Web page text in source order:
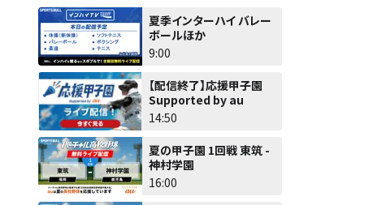
夏季インターハイ バレー
ボールほか
9:00
【配信終了】応援甲子園
Supported by au
14:50
夏の甲子園 1回戦 東筑 -
神村学園
16:00